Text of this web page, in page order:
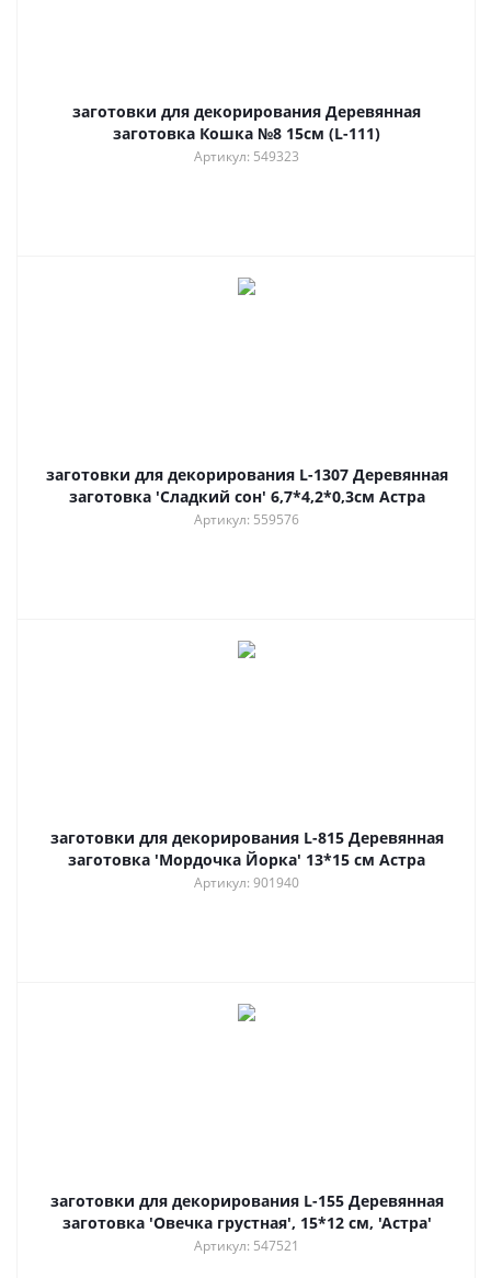
заготовки для декорирования Деревянная
заготовка Кошка №8 15см (L-111)
Артикул: 549323
заготовки для декорирования L-1307 Деревянная
заготовка 'Сладкий сон' 6,7*4,2*0,3см Астра
Артикул: 559576
заготовки для декорирования L-815 Деревянная
заготовка 'Мордочка Йорка' 13*15 см Астра
Артикул: 901940
заготовки для декорирования L-155 Деревянная
заготовка 'Овечка грустная', 15*12 см, 'Астра'
Артикул: 547521